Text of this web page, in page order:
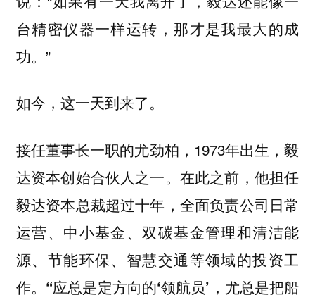
台精密仪器一样运转，那才是我最大的成
功。”
如今，这一天到来了。
接任董事长一职的尤劲柏，1973年出生，毅
达资本创始合伙人之一。在此之前，他担任
毅达资本总裁超过十年，全面负责公司日常
运营、中小基金、双碳基金管理和清洁能
源、节能环保、智慧交通等领域的投资工
作。 “应总是定方向的‘领航员’，尤总是把船